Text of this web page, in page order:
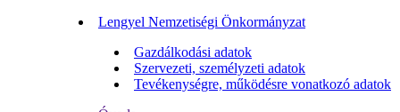
Lengyel Nemzetiségi Önkormányzat
Gazdálkodási adatok
Szervezeti, személyzeti adatok
Tevékenységre, működésre vonatkozó adatok